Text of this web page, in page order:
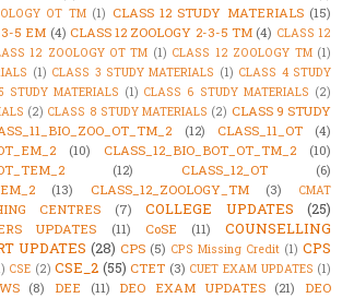
OT TM (1) CLASS 12 STUDY MATERIALS (15)
3-5 EM (4) CLASS 12 ZOOLOGY 2-3-5 TM (4) CLASS 12
12 ZOOLOGY OT TM (1) CLASS 12 ZOOLOGY TM (1)
(1) CLASS 3 STUDY MATERIALS (1) CLASS 4 STUDY
STUDY MATERIALS (1) CLASS 6 STUDY MATERIALS (2)
(2) CLASS 8 STUDY MATERIALS (2) CLASS 9 STUDY
(12) CLASS_11_OT
(4)
(10) CLASS_12_BIO_BOT_OT_TM_2
(10)
(12) CLASS_12_OT
(6)
(13) CLASS_12_ZOOLOGY_TM (3)
CMAT
CENTRES (7) COLLEGE UPDATES (25)
UPDATES (11) CoSE (11)
COUNSELLING
UPDATES (28) CPS (5) CPS Missing Credit (1) CPS
CSE (2) CSE_2 (55) CTET (3) CUET EXAM UPDATES (1)
(8) DEE (11) DEO EXAM UPDATES (21)
DEO